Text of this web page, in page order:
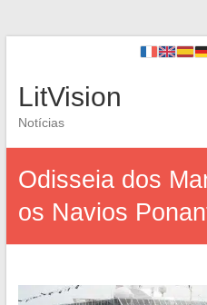
LitVision
Notícias
Odisseia dos
os Navios